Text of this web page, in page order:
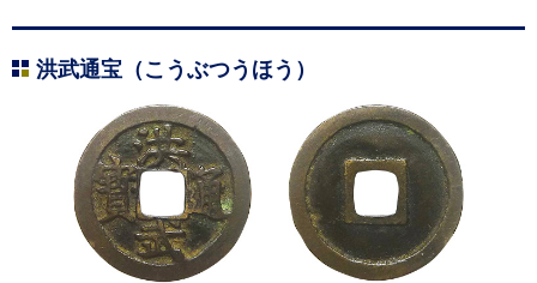
洪武通宝（こうぶつうほう）